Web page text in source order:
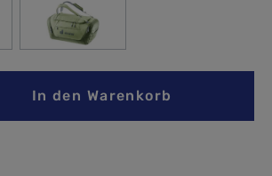
Nightbluemineral-grove
gewünschten Wert ein
In den Warenkorb